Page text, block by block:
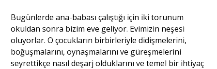
Bugünlerde ana-babası çalıştığı için iki torunum
okuldan sonra bizim eve geliyor. Evimizin neşesi
oluyorlar. O çocukların birbirleriyle didişmelerini,
boğuşmalarını, oynaşmalarını ve güreşmelerini
seyrettikçe nasıl deşarj olduklarını ve temel bir ihtiyaç